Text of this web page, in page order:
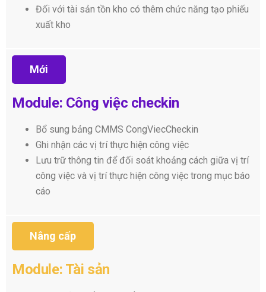
Đối với tài sản tồn kho có thêm chức năng tạo phiếu
xuất kho
Mới
Module: Công việc checkin
Bổ sung bảng CMMS CongViecCheckin
Ghi nhận các vị trí thực hiện công việc
Lưu trữ thông tin để đối soát khoảng cách giữa vị trí
công việc và vị trí thực hiện công việc trong mục báo
cáo
Nâng cấp
Module: Tài sản